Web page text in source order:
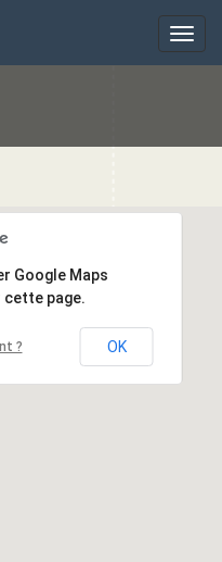
Toggle
Google Maps
page.
? OK
Google Maps
page.
? OK
Toggle